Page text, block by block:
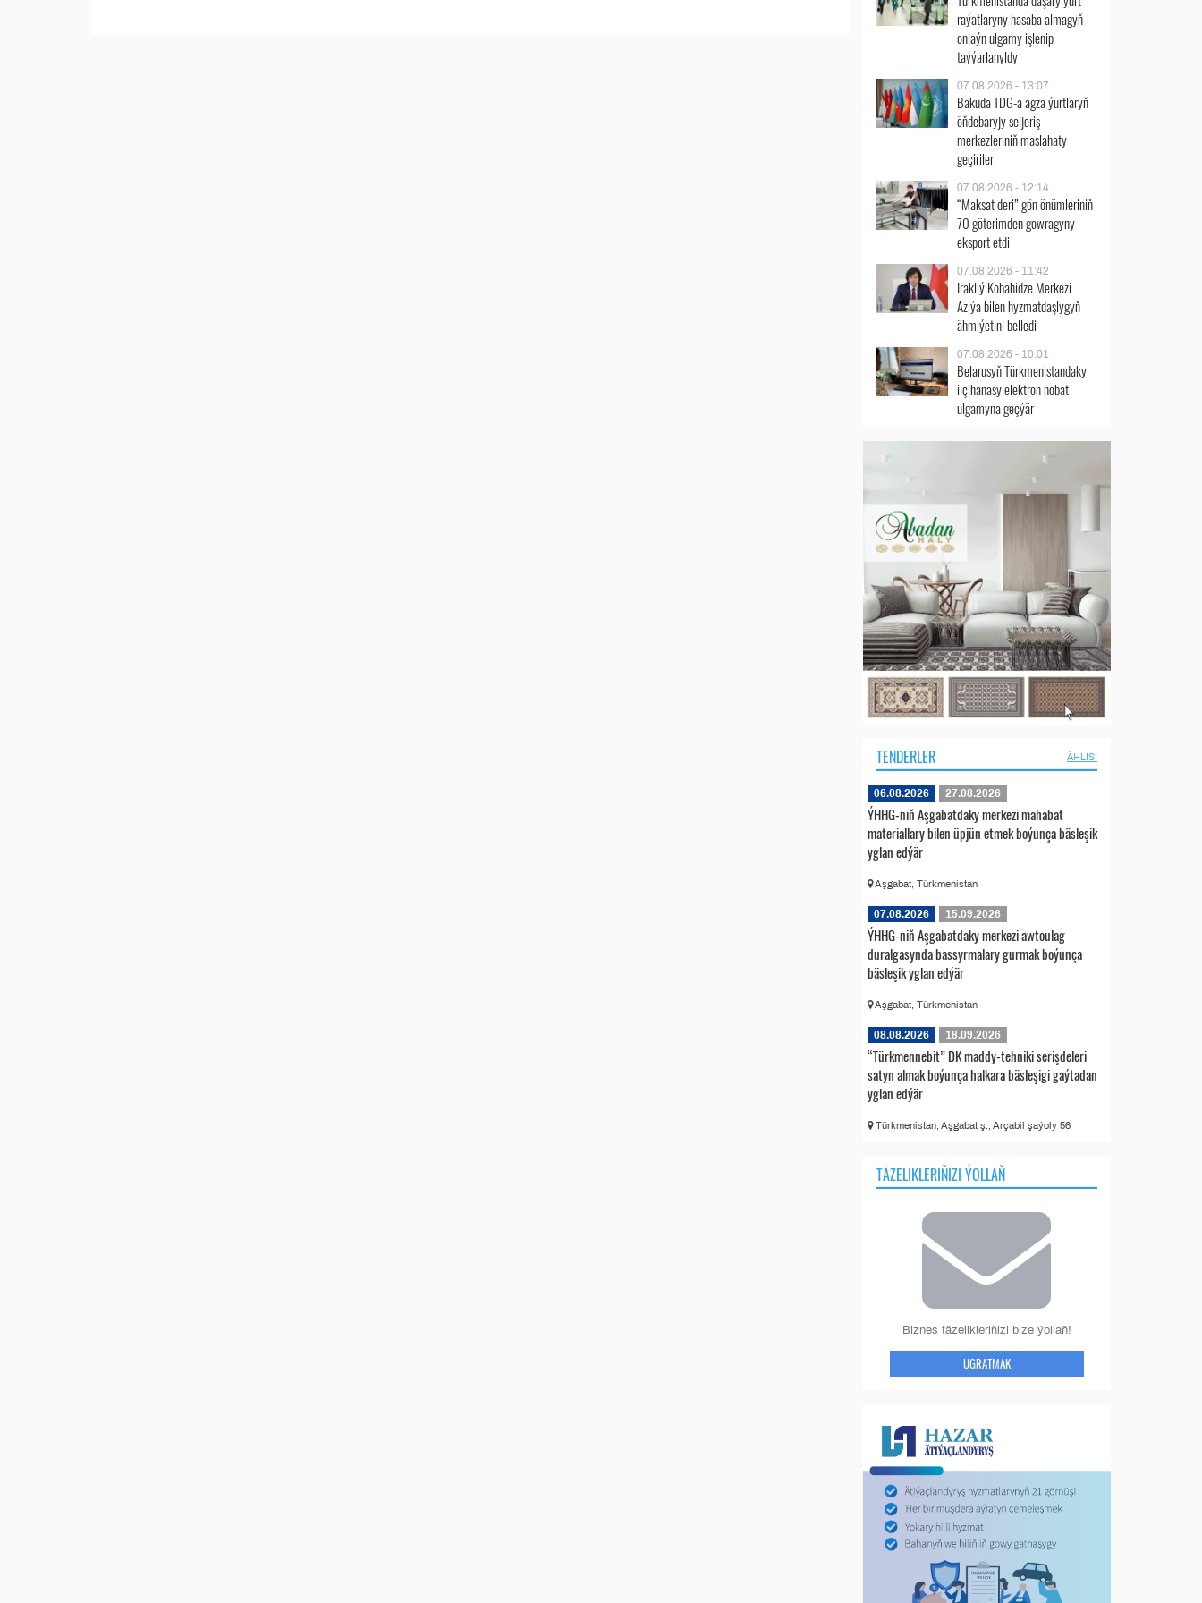
raýatlaryny hasaba almagyň
onlaýn ulgamy işlenip
taýýarlanyldy
07.08.2026 - 13:07
Bakuda TDG-ä agza ýurtlaryň
öňdebaryjy seljeriş
merkezleriniň maslahaty
geçiriler
07.08.2026 - 12:14
“Maksat deri” gön önümleriniň
70 göterimden gowragyny
eksport etdi
07.08.2026 - 11:42
Irakliý Kobahidze Merkezi
Aziýa bilen hyzmatdaşlygyň
ähmiýetini belledi
07.08.2026 - 10:01
Belarusyň Türkmenistandaky
ilçihanasy elektron nobat
ulgamyna geçýär
TENDERLER ÄHLISI
06.08.2026 27.08.2026
ÝHHG-niň Aşgabatdaky merkezi mahabat
materiallary bilen üpjün etmek boýunça bäsleşik
yglan edýär
Aşgabat, Türkmenistan
07.08.2026 15.09.2026
ÝHHG-niň Aşgabatdaky merkezi awtoulag
duralgasynda bassyrmalary gurmak boýunça
bäsleşik yglan edýär
Aşgabat, Türkmenistan
08.08.2026 18.09.2026
“Türkmennebit” DK maddy-tehniki serişdeleri
satyn almak boýunça halkara bäsleşigi gaýtadan
yglan edýär
Türkmenistan, Aşgabat ş., Arçabil şaýoly 56
TÄZELIKLERIŇIZI ÝOLLAŇ
Biznes täzelikleriňizi bize ýollaň!
UGRATMAK